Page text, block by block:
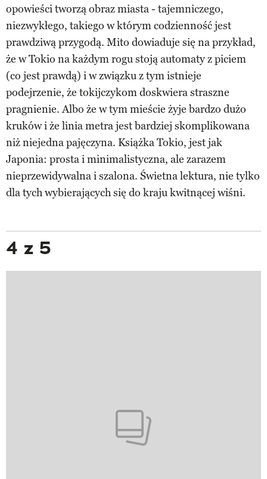
opowieści tworzą obraz miasta - tajemniczego,
niezwykłego, takiego w którym codzienność jest
prawdziwą przygodą. Mito dowiaduje się na przykład,
że w Tokio na każdym rogu stoją automaty z piciem
(co jest prawdą) i w związku z tym istnieje
podejrzenie, że tokijczykom doskwiera straszne
pragnienie. Albo że w tym mieście żyje bardzo dużo
kruków i że linia metra jest bardziej skomplikowana
niż niejedna pajęczyna. Książka Tokio, jest jak
Japonia: prosta i minimalistyczna, ale zarazem
nieprzewidywalna i szalona. Świetna lektura, nie tylko
dla tych wybierających się do kraju kwitnącej wiśni.
4 z 5